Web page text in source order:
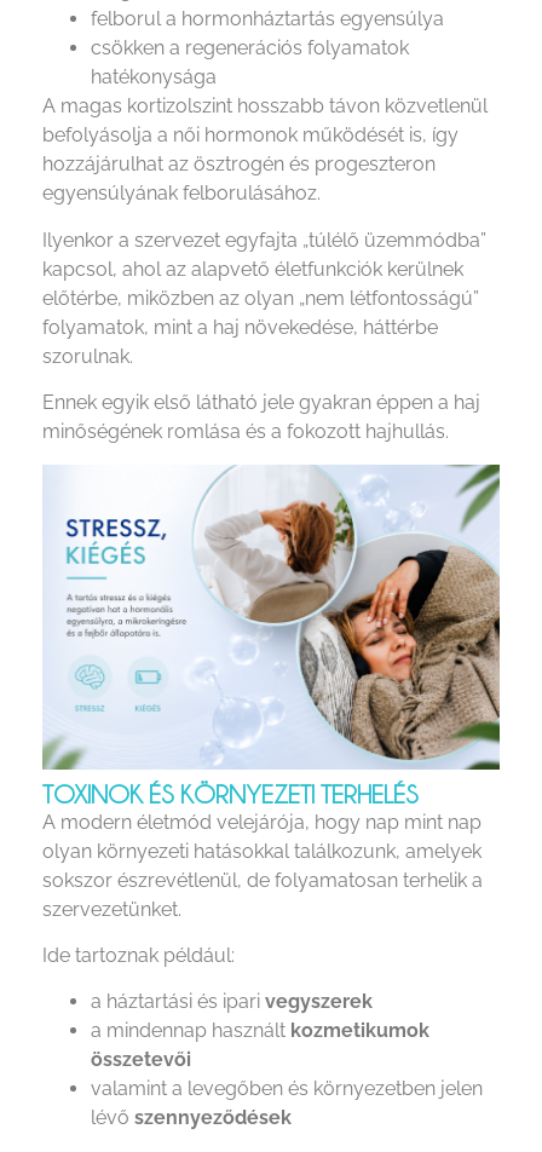
felborul a hormonháztartás egyensúlya
csökken a regenerációs folyamatok
hatékonysága
A magas kortizolszint hosszabb távon közvetlenül
befolyásolja a női hormonok működését is, így
hozzájárulhat az ösztrogén és progeszteron
egyensúlyának felborulásához.
Ilyenkor a szervezet egyfajta „túlélő üzemmódba”
kapcsol, ahol az alapvető életfunkciók kerülnek
előtérbe, miközben az olyan „nem létfontosságú”
folyamatok, mint a haj növekedése, háttérbe
szorulnak.
Ennek egyik első látható jele gyakran éppen a haj
minőségének romlása és a fokozott hajhullás.
TOXINOK ÉS KÖRNYEZETI TERHELÉS
A modern életmód velejárója, hogy nap mint nap
olyan környezeti hatásokkal találkozunk, amelyek
sokszor észrevétlenül, de folyamatosan terhelik a
szervezetünket.
Ide tartoznak például:
a háztartási és ipari vegyszerek
a mindennap használt kozmetikumok
összetevői
valamint a levegőben és környezetben jelen
lévő szennyeződések